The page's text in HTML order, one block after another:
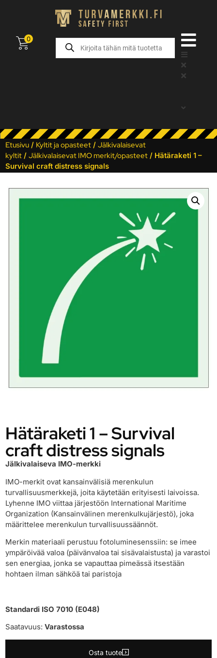
0
Etusivu / Kyltit ja opasteet /Jälkivalaisevat
kyltit /Jälkivalaisevat IMO merkit/opasteet / Hätäraketi 1 –
Survival craft distress signals
Hätäraketi 1 – Survival
craft distress signals
Jälkivalaiseva IMO-merkki
IMO-merkit ovat kansainvälisiä merenkulun
turvallisuusmerkkejä, joita käytetään erityisesti laivoissa.
Lyhenne IMO viittaa järjestöön International Maritime
Organization (Kansainvälinen merenkulkujärjestö), joka
määrittelee merenkulun turvallisuussäännöt.
Merkin materiaali perustuu fotoluminesenssiin: se imee
ympäröivää valoa (päivänvaloa tai sisävalaistusta) ja varastoi
sen energiaa, jonka se vapauttaa pimeässä itsestään
hohtaen ilman sähköä tai paristoja
Standardi ISO 7010 (E048)
Saatavuus:Varastossa
Osta tuote